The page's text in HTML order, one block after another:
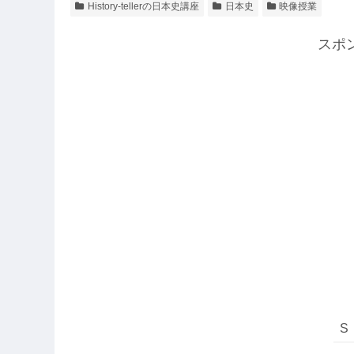
History-tellerの日本史講座 日本史 映像授業
スポ